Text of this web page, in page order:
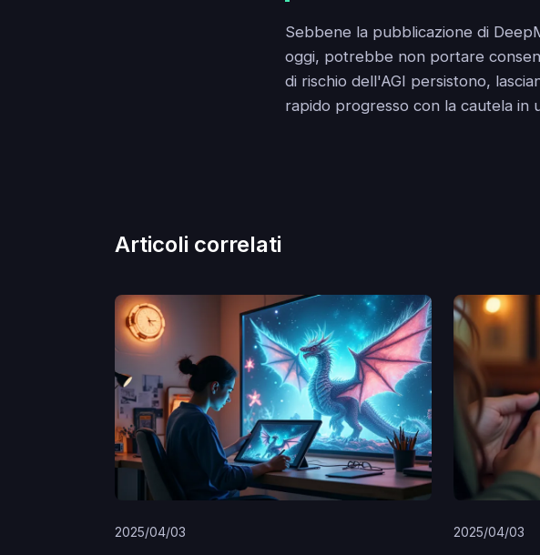
Sebbene la pubblicazione di
oggi, potrebbe non portare
di rischio dell'AGI persistono,
rapido progresso con la cautela in
Articoli correlati
2025/04/03 2025/04/03